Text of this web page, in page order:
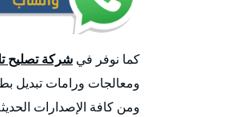
كما نوفر في شركة تصليح
ومعالجات ورامات تبديل
ومن كافة الإصدارات